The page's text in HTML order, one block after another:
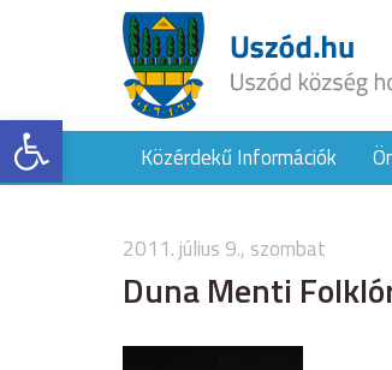
Eszköztár megnyitásaKözérdekű Információk
2011. július 9., szombat
Duna Menti